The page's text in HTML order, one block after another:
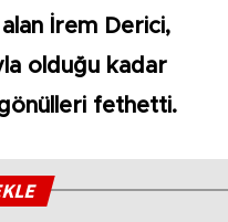
İrem Derici,
olduğu kadar
gönülleri fethetti.